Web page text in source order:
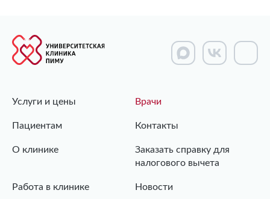
Услуги и цены Врачи
Пациентам Контакты
О клинике
Заказать справку для
налогового вычета
Работа в клинике Новости